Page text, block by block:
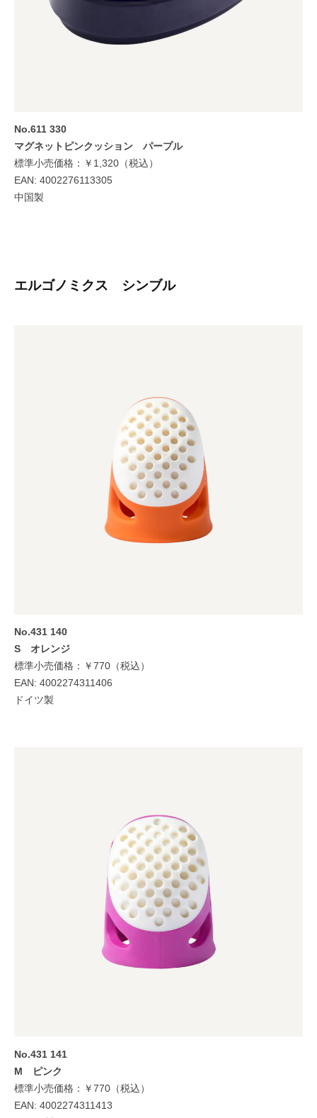
No.611 330
マグネットピンクッション パープル
標準小売価格：￥1,320（税込）
EAN: 4002276113305
中国製
エルゴノミクス シンブル
No.431 140
S オレンジ
標準小売価格：￥770（税込）
EAN: 4002274311406
ドイツ製
No.431 141
M ピンク
標準小売価格：￥770（税込）
EAN: 4002274311413